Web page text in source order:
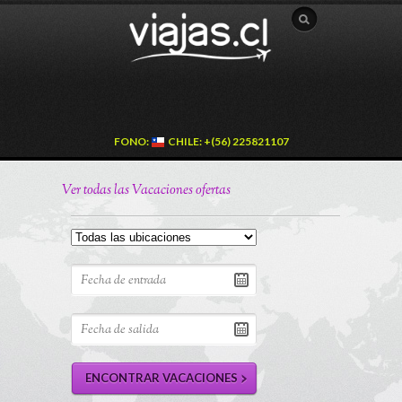
FONO: CHILE: +(56) 225821107
Ver todas las Vacaciones ofertas